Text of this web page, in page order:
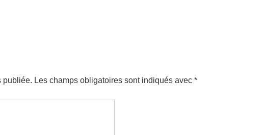
publiée. Les champs obligatoires sont indiqués avec *